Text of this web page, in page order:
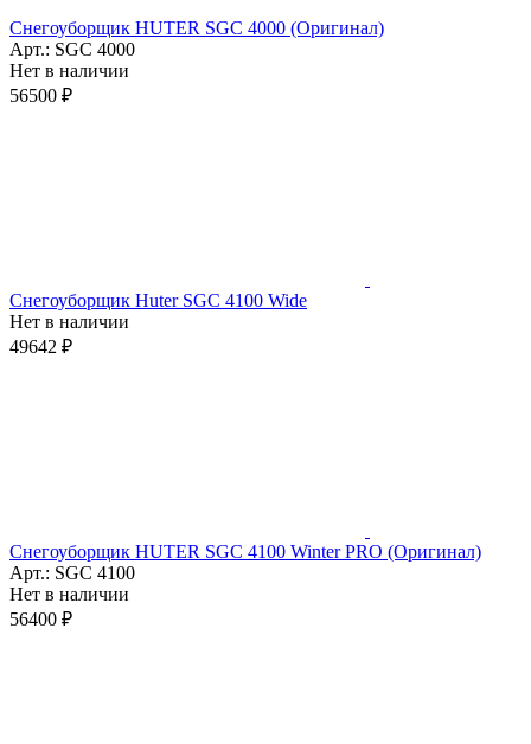
Снегоуборщик HUTER SGC 4000 (Оригинал)
Арт.: SGC 4000
Нет в наличии
56500 ₽
Снегоуборщик Huter SGC 4100 Wide
Нет в наличии
49642 ₽
Снегоуборщик HUTER SGC 4100 Winter PRO (Оригинал)
Арт.: SGC 4100
Нет в наличии
56400 ₽